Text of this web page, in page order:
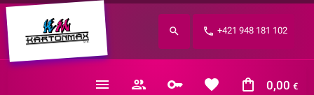
+421 948 181 102
0,00 €
Zabudnuté heslo?
E-mail